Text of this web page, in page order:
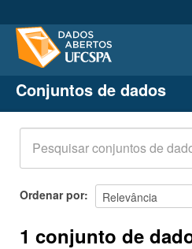
Conjuntos de dados
Organizações
Grupos
Sobre
Conjuntos de dados
Ordenar por
1 conjunto de